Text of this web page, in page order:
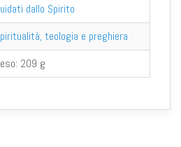
dallo Spirito
teologia e preghiera
209 g